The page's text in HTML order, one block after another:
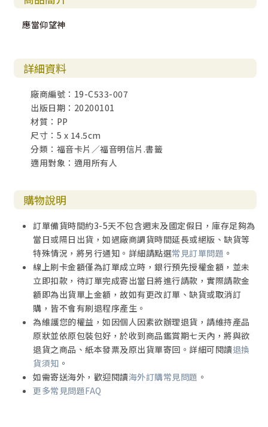
應當仰望神
詳細資料
廠商編號：19-C533-007
出版日期：20200101
材質：PP
尺寸：5 x 14.5cm
分類：福音卡片／福音明信片.書籤
適用對象：適用所有人
購物說明
訂單備貨時間約3-5天不包含週末及國定假日，庫存足夠為
當日或隔日出貨，如遇廠商調貨時間延長或絕版、缺貨等
特殊情況，將另行通知。詳細請點選常見訂單問題 。
線上刷卡金額僅為訂單成立時，銀行預先授權金額，並未
立即扣款，待訂單完成寄出當日將進行請款，實際請款金
額即為出貨單上金額，故如有更改訂單、缺貨或取消訂
購，皆不會有刷退程序產生。
為維護您的權益，如因個人因素欲辦理退貨，請維持產品
原狀並依原包裝包好，於收到商品鑑賞期七天內，將與欲
退貨之商品、紙本發票及原出貨單寄回。詳細可閱讀退換
貨須知 。
如需寄送海外，歡迎閱讀海外訂購常見問題 。
更多常見問題FAQ